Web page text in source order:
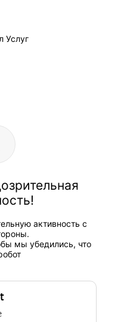
активность с
мы убедились, что